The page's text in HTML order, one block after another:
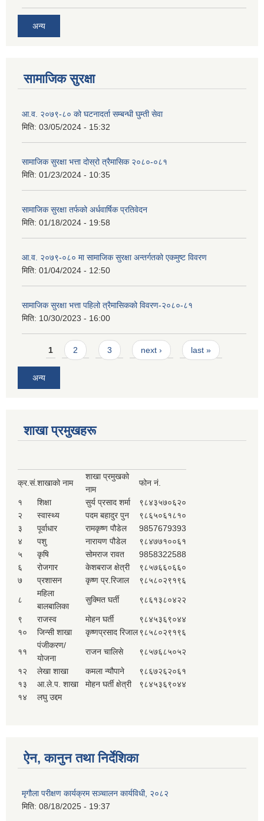
अन्य
सामाजिक सुरक्षा
आ.व. २०७९-८० को घटनादर्ता सम्बन्धी घुम्ती सेवा
मिति: 03/05/2024 - 15:32
सामाजिक सुरक्षा भत्ता दोस्रो त्रैमासिक २०८०-०८१
मिति: 01/23/2024 - 10:35
सामाजिक सुरक्षा तर्फको अर्धवार्षिक प्रतिवेदन
मिति: 01/18/2024 - 19:58
आ.व. २०७९-०८० मा सामाजिक सुरक्षा अन्तर्गतको एकमुष्ट विवरण
मिति: 01/04/2024 - 12:50
सामाजिक सुरक्षा भत्ता पहिलो त्रैमासिकको विवरण-२०८०-८१
मिति: 10/30/2023 - 16:00
Pages
1 2 3 next › last »
अन्य
शाखा प्रमुखहरू
क्र.सं.शाखाको नाम
शाखा प्रमुखको
नाम
फोन नं.
१ शिक्षा सुर्य प्रसाद शर्मा
९८४३५७०६२०
२
स्वास्थ्य पदम बहादुर पुन
९८६५०६१८१०
३
पूर्वाधार रामकृष्ण पौडेल
9857679393
४
पशु नारायण पौडेल
९८४७७१००६१
५
कृषि सोमराज रावत
9858322588
६
रोजगार केशबराज क्षेत्री
९८५७६६०६६०
७
प्रशासन कृष्ण प्र.रिजाल ९८५८०२९१९६
८
महिला
बालबालिका
सुक्मित घर्ती ९८६१३८०४२२
९ राजस्व मोहन घर्ती
९८४५३६९०४४
१०
जिन्सी शाखा कृष्णप्रसाद रिजाल९८५८०२९१९६
११
पंजीकरण/
योजना
राजन चालिसे ९८५७६८५०५२
१२ लेखा शाखा कमला न्यौपाने
९८६७२६२०६१
१३
आ.ले.प. शाखा मोहन घर्ती क्षेत्री
९८४५३६९०४४
१४
लघु उद्दम
ऐन, कानुन तथा निर्देशिका
मृगौला परीक्षण कार्यक्रम सञ्चालन कार्यविधी, २०८२
मिति: 08/18/2025 - 19:37